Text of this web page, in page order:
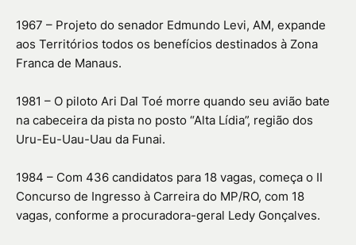
1967 – Projeto do senador Edmundo Levi, AM, expande
aos Territórios todos os benefícios destinados à Zona
Franca de Manaus.
1981 – O piloto Ari Dal Toé morre quando seu avião bate
na cabeceira da pista no posto “Alta Lídia”, região dos
Uru-Eu-Uau-Uau da Funai.
1984 – Com 436 candidatos para 18 vagas, começa o II
Concurso de Ingresso à Carreira do MP/RO, com 18
vagas, conforme a procuradora-geral Ledy Gonçalves.